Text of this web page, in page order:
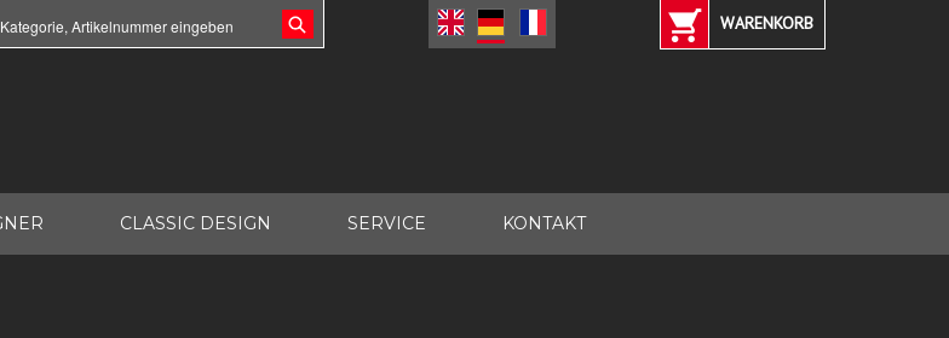
WARENKORB
CLASSIC DESIGN SERVICE KONTAKT